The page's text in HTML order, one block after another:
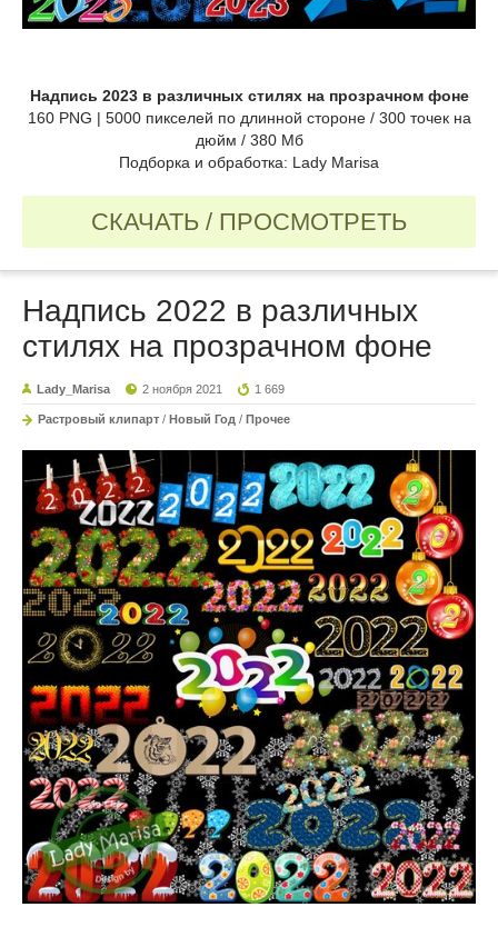
Надпись 2023 в различных стилях на прозрачном фоне
160 PNG | 5000 пикселей по длинной стороне / 300 точек на
дюйм / 380 Мб
Подборка и обработка: Lady Marisa
СКАЧАТЬ / ПРОСМОТРЕТЬ
Надпись 2022 в различных
стилях на прозрачном фоне
Lady_Marisa 2 ноября 2021 1 669
Растровый клипарт / Новый Год / Прочее